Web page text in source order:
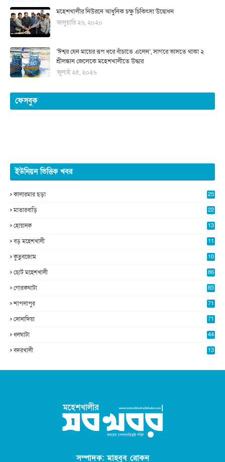
মহেশখালীর নিউরনে আধুনিক চক্ষু চিকিৎসা উদ্বোধন
জানুয়ারি ২৬, ২০২০
‘ঈশ্বর যেন মায়ের রূপ ধরে বাঁচাতে এলেন’, সাগরে ভাসতে থাকা ২
শ্রীলঙ্কান জেলেকে মহেশখালীতে উদ্ধার
জুলাই ২৫, ২০২৬
ফেসবুক
ইউনিয়ন ভিত্তিক খবর
কালারমার ছড়া
25
মাতারবাড়ি
22
হোয়ানক
13
বড় মহেশখালী
11
কুতুবজোম
10
ছোট মহেশখালী 86
গোরকঘাটা 85
শাপলাপুর 71
সোনাদিয়া 71
ধলঘাটা 44
বদরখালী 13
সম্পাদক: মাহবুব রোকন